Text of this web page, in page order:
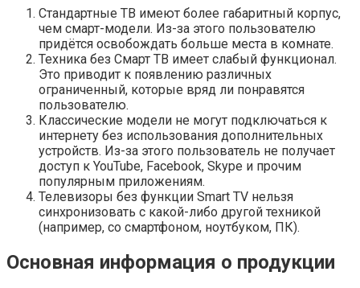
Стандартные ТВ имеют более габаритный корпус,
чем смарт-модели. Из-за этого пользователю
придётся освобождать больше места в комнате.
Техника без Смарт ТВ имеет слабый функционал.
Это приводит к появлению различных
ограниченный, которые вряд ли понравятся
пользователю.
Классические модели не могут подключаться к
интернету без использования дополнительных
устройств. Из-за этого пользователь не получает
доступ к YouTube, Facebook, Skype и прочим
популярным приложениям.
Телевизоры без функции Smart TV нельзя
синхронизовать с какой-либо другой техникой
(например, со смартфоном, ноутбуком, ПК).
Основная информация о продукции